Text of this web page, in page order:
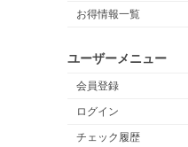
お得情報一覧
ユーザーメニュー
会員登録
ログイン
チェック履歴